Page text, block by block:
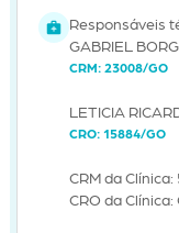
Responsáveis
GABRIEL
CRM: 23008/GO
LETICIA
CRO: 15884/GO
CRM da
CRO da